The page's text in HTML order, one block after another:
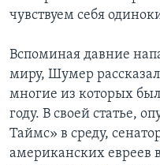
чувствуем себя
Вспоминая давние
миру, Шумер
многие из которых
году. В своей статье,
Таймс» в среду,
американских евреев